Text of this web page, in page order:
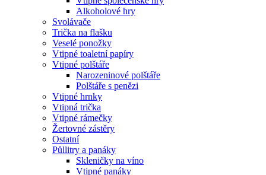
Alkoholové hry
Svolávače
Trička na flašku
Veselé ponožky
Vtipné toaletní papíry
Vtipné polštáře
Narozeninové polštáře
Polštáře s penězi
Vtipné hrnky
Vtipná trička
Vtipné rámečky
Žertovné zástěry
Ostatní
Půllitry a panáky
Skleničky na víno
Vtipné panáky